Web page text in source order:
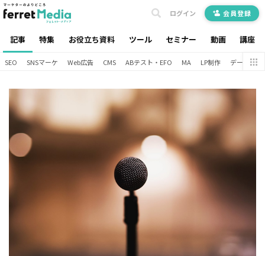
記事 特集 お役立ち資料 ツール セミナー 動画 講座
ログイン 会員登録
SEO SNSマーケ Web広告 CMS ABテスト・EFO MA LP制作 データ分析